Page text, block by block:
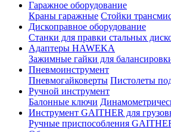
Гаражное оборудование
Краны гаражные Стойки
Дископравное оборудование
Станки для правки стальных
Адаптеры HAWEKA
Зажимные гайки для
Пневмоинструмент
Пневмогайковерты Пистолеты
Ручной инструмент
Балонные ключи
Инструмент GAITHER для
Ручные приспособления